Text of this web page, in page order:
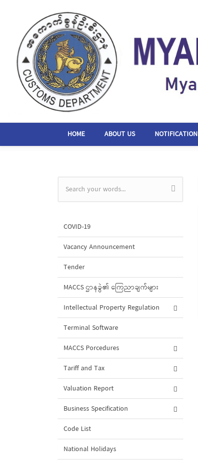
HOME ABOUT US NOTIFICATION
Search form
COVID-19
Vacancy Announcement
Tender
MACCS ဌာနခွဲ၏ ကြေညာချက်များ
Intellectual Property Regulation
Terminal Software
MACCS Porcedures
Tariff and Tax
Valuation Report
Business Specification
Code List
National Holidays